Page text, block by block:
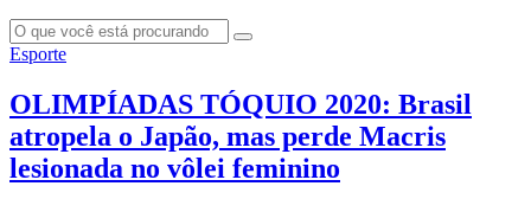
Esporte
OLIMPÍADAS TÓQUIO 2020: Brasil
atropela o Japão, mas perde Macris
lesionada no vôlei feminino